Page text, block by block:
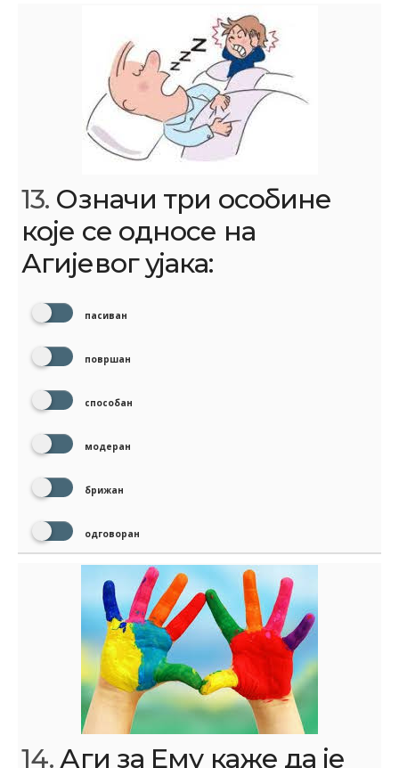
13. Означи три особине
које се односе на
Агијевог ујака:
пасиван
површан
способан
модеран
брижан
одговоран
14.Аги за Ему каже да је